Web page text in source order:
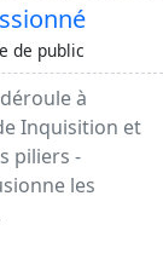
de public
à
Inquisition et
piliers -
les